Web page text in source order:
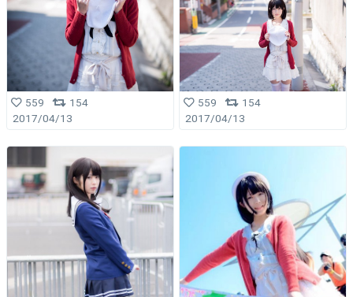
559
154
2017/04/13
559
154
2017/04/13